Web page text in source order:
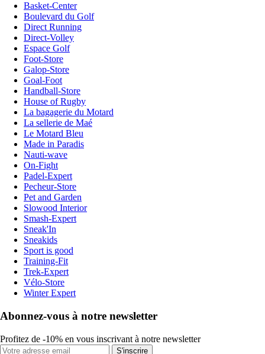
Basket-Center
Boulevard du Golf
Direct Running
Direct-Volley
Espace Golf
Foot-Store
Galop-Store
Goal-Foot
Handball-Store
House of Rugby
La bagagerie du Motard
La sellerie de Maé
Le Motard Bleu
Made in Paradis
Nauti-wave
On-Fight
Padel-Expert
Pecheur-Store
Pet and Garden
Slowood Interior
Smash-Expert
Sneak'In
Sneakids
Sport is good
Training-Fit
Trek-Expert
Vélo-Store
Winter Expert
Abonnez-vous à notre newsletter
Profitez de -10% en vous inscrivant à notre newsletter
S'inscrire